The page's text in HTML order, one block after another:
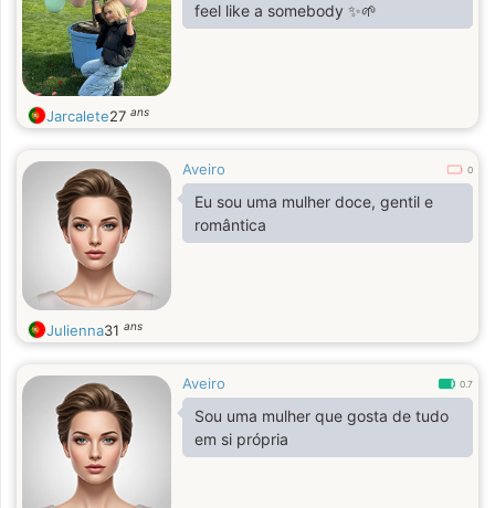
feel like a somebody ✨🌱
Jarcalete27 ans
Aveiro 0
Eu sou uma mulher doce, gentil e
romântica
Julienna31 ans
Aveiro 0.7
Sou uma mulher que gosta de tudo
em si própria